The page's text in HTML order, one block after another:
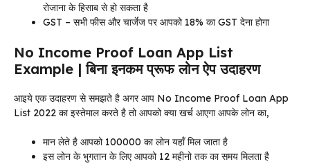
रोजाना के हिसाब से हो सकता है
GST – सभी फीस और चार्जेज पर आपको 18% का GST देना होगा
No Income Proof Loan App List
Example | बिना इनकम प्रूफ लोन ऐप उदाहरण
आइये एक उदाहरण से समझते है अगर आप No Income Proof Loan App
List 2022 का इस्तेमाल करते है तो आपको क्या खर्च आएगा आपके लोन का,
मान लेते है आपको 100000 का लोन यहाँ मिल जाता है
इस लोन के भुगतान के लिए आपको 12 महीनो तक का समय मिलता है